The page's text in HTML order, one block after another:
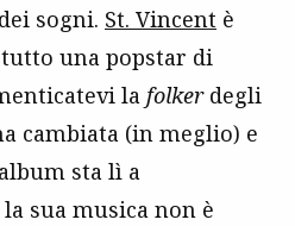
sogni. St. Vincent è
una popstar di
la folkerdegli
cambiata (in meglio) e
sta lì a
sua musica non è